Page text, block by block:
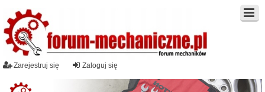
Zaloguj się
Zarejestruj się